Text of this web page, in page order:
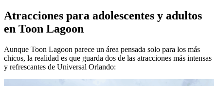
Atracciones para adolescentes y adultos
en Toon Lagoon
Aunque Toon Lagoon parece un área pensada solo para los más
chicos, la realidad es que guarda dos de las atracciones más intensas
y refrescantes de Universal Orlando: